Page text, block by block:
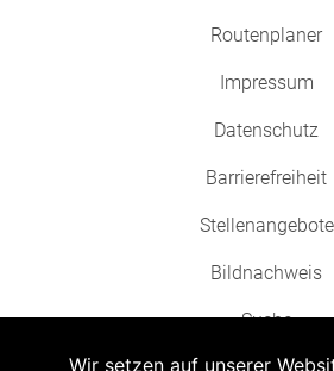
Routenplaner
Impressum
Datenschutz
Barrierefreiheit
Stellenangebote
Bildnachweis
Suche
Wir setzen auf unserer